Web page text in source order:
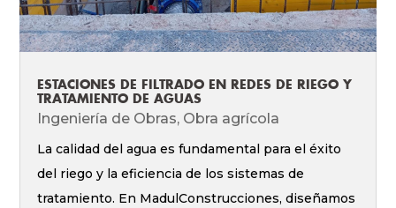
ESTACIONES DE FILTRADO EN REDES DE RIEGO Y
TRATAMIENTO DE AGUAS
Ingeniería de Obras, Obra agrícola
La calidad del agua es fundamental para el éxito
del riego y la eficiencia de los sistemas de
tratamiento. En MadulConstrucciones, diseñamos